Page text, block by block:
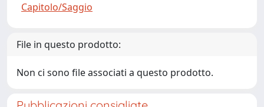
Capitolo/Saggio
File in questo prodotto:
Non ci sono file associati a questo prodotto.